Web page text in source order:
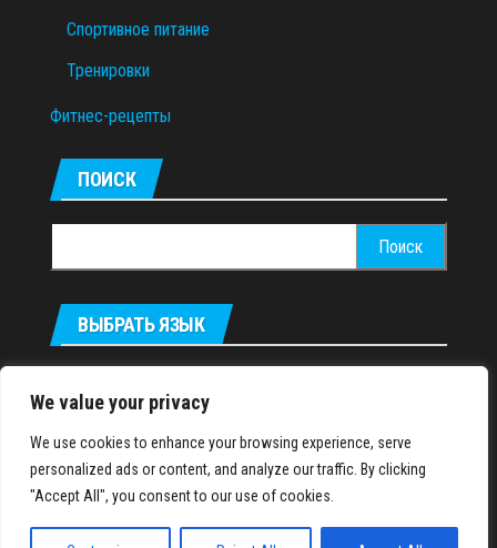
We value your privacy
We use cookies to enhance your browsing experience, serve
personalized ads or content, and analyze our traffic. By clicking
"Accept All", you consent to our use of cookies.
Спортивное питание
Тренировки
Фитнес-рецепты
ПОИСК
ВЫБРАТЬ ЯЗЫК
IronMuscles.org© 2018-2023